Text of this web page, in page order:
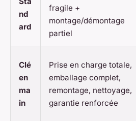
nd
ard
fragile +
montage/démontage
partiel
Clé
en
ma
in
Prise en charge totale,
emballage complet,
remontage, nettoyage,
garantie renforcée